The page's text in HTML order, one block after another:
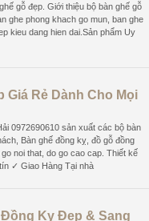
gỗ đẹp. Giới thiệu bộ bàn ghế gỗ
ghe phong khach go mun, ban ghe
kieu dang hien dai.Sản phẩm Uy
Giá Rẻ Dành Cho Mọi
0972690610 sản xuất các bộ bàn
Bàn ghế đồng kỵ, đồ gỗ đồng
noi that, do go cao cap. Thiết kế
✓ Giao Hàng Tại nhà
Đồng Kỵ Đẹp & Sang